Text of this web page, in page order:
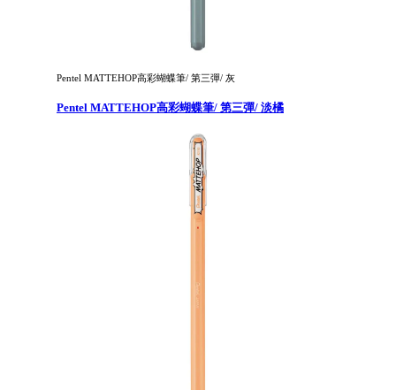
Pentel MATTEHOP高彩蝴蝶筆/ 第三彈/ 灰
Pentel MATTEHOP高彩蝴蝶筆/ 第三彈/ 淡橘